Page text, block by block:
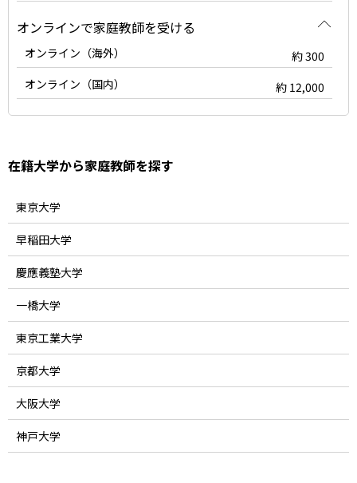
オンラインで家庭教師を受ける
オンライン（海外）
約 300
オンライン（国内）
約 12,000
在籍大学から家庭教師を探す
東京大学
早稲田大学
慶應義塾大学
一橋大学
東京工業大学
京都大学
大阪大学
神戸大学